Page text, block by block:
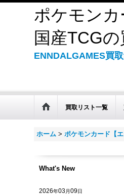
ポケモンカ
国産TCG
ENNDALGAMES買
買取リスト一覧
ホーム > ポケモンカード【
What's New
2026年03月09日